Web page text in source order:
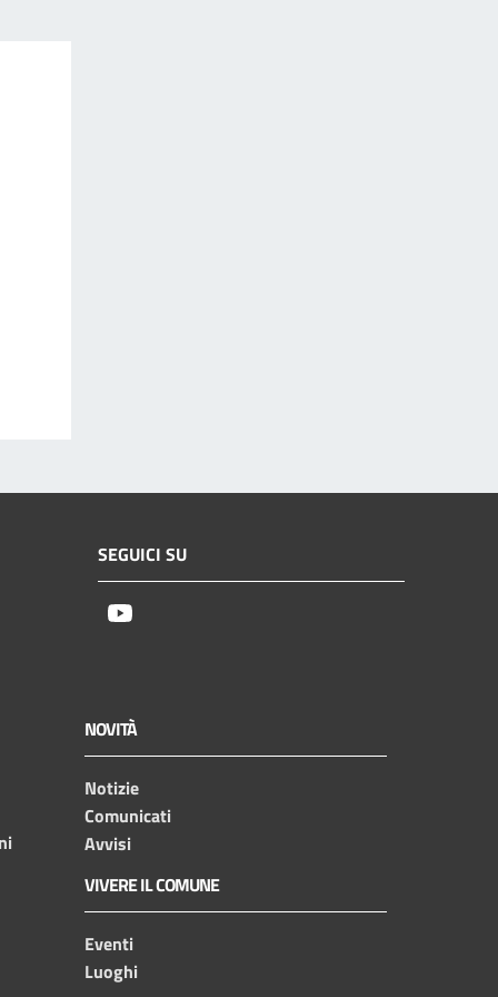
SEGUICI SU
NOVITÀ
Notizie
Comunicati
Avvisi
VIVERE IL COMUNE
Eventi
Luoghi